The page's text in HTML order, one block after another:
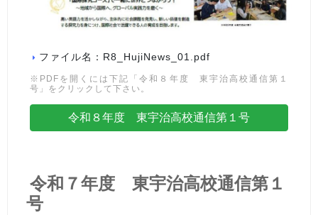
ファイル名：R8_HujiNews_01.pdf
※PDFを開くには下記「令和８年度 東宇治高校通信第１
号」をクリックして下さい。
令和８年度 東宇治高校通信第１号
令和７年度 東宇治高校通信第１
号